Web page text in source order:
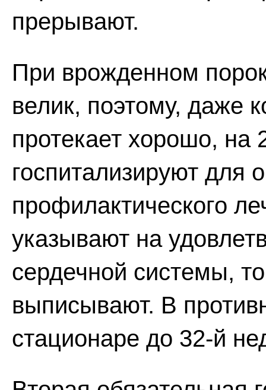
прерывают.
При врожденном
велик, поэтому, даже
протекает хорошо, на
госпитализируют для
профилактического
указывают на
сердечной системы,
выписывают. В
стационаре до 32-й